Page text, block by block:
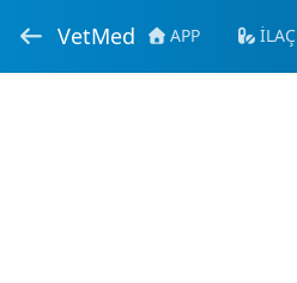
VetMed APP İLAÇ